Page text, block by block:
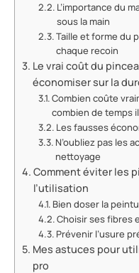
L’importance du
sous la main
Taille et forme du
chaque recoin
Le vrai coût du
économiser sur la
Combien coûte
combien de temps
Les fausses
N’oubliez pas les
nettoyage
Comment éviter les
l’utilisation
Bien doser la
Choisir ses fibres
Prévenir l’usure
Mes astuces pour
pro